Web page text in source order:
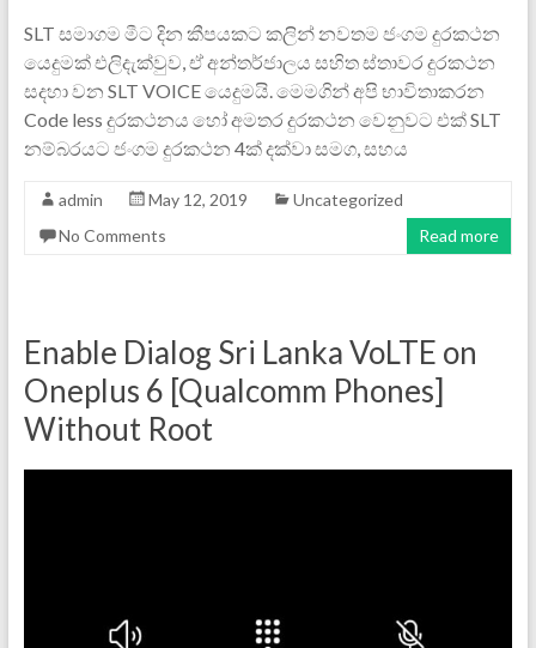
SLT සමාගම මීට දින කීපයකට කලින් නවතම ජංගම දුරකථන
යෙදුමක් එලිදැක්වුව, ඒ අන්තර්ජාලය සහිත ස්තාවර දුරකථන
සදහා වන SLT VOICE යෙදුමයි. මෙමගින් අපි භාවිතාකරන
Code less දුරකථනය හෝ අමතර දුරකථන වෙනුවට එක් SLT
නම්බරයට ජංගම දුරකථන 4ක් දක්වා සමග, සහය
admin May 12, 2019
Uncategorized
No Comments
Read more
Enable Dialog Sri Lanka VoLTE on
Oneplus 6 [Qualcomm Phones]
Without Root